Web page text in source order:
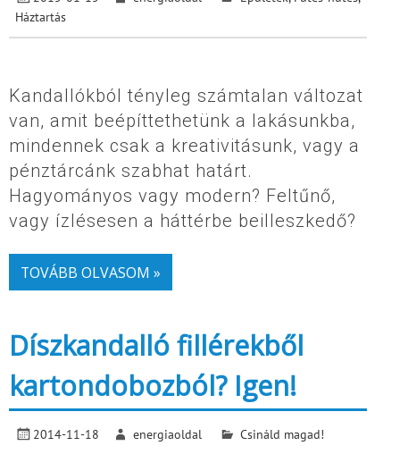
Háztartás
Kandallókból tényleg számtalan változat
van, amit beépíttethetünk a lakásunkba,
mindennek csak a kreativitásunk, vagy a
pénztárcánk szabhat határt.
Hagyományos vagy modern? Feltűnő,
vagy ízlésesen a háttérbe beilleszkedő?
TOVÁBB OLVASOM »
Díszkandalló fillérekből
kartondobozból? Igen!
2014-11-18 energiaoldal Csináld magad!